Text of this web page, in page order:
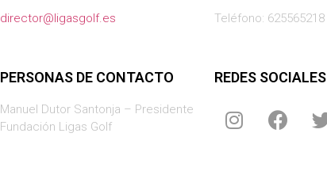
director@ligasgolf.es Teléfono: 625565218
PERSONAS DE CONTACTO
Manuel Dutor Santonja – Presidente
Fundación Ligas Golf
REDES SOCIALES